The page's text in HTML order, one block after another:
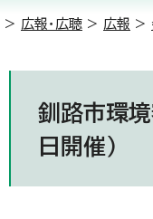
> 広報・広聴 > 広報 >
釧路市環
日開催）